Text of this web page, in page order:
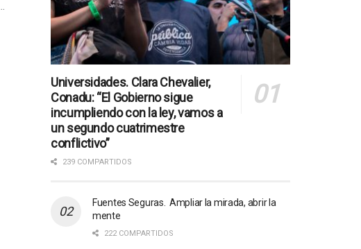
Universidades. Clara Chevalier,
Conadu: “El Gobierno sigue
incumpliendo con la ley, vamos a
un segundo cuatrimestre
conflictivo”
239 COMPARTIDOS
Fuentes Seguras. Ampliar la mirada, abrir la
mente
222 COMPARTIDOS